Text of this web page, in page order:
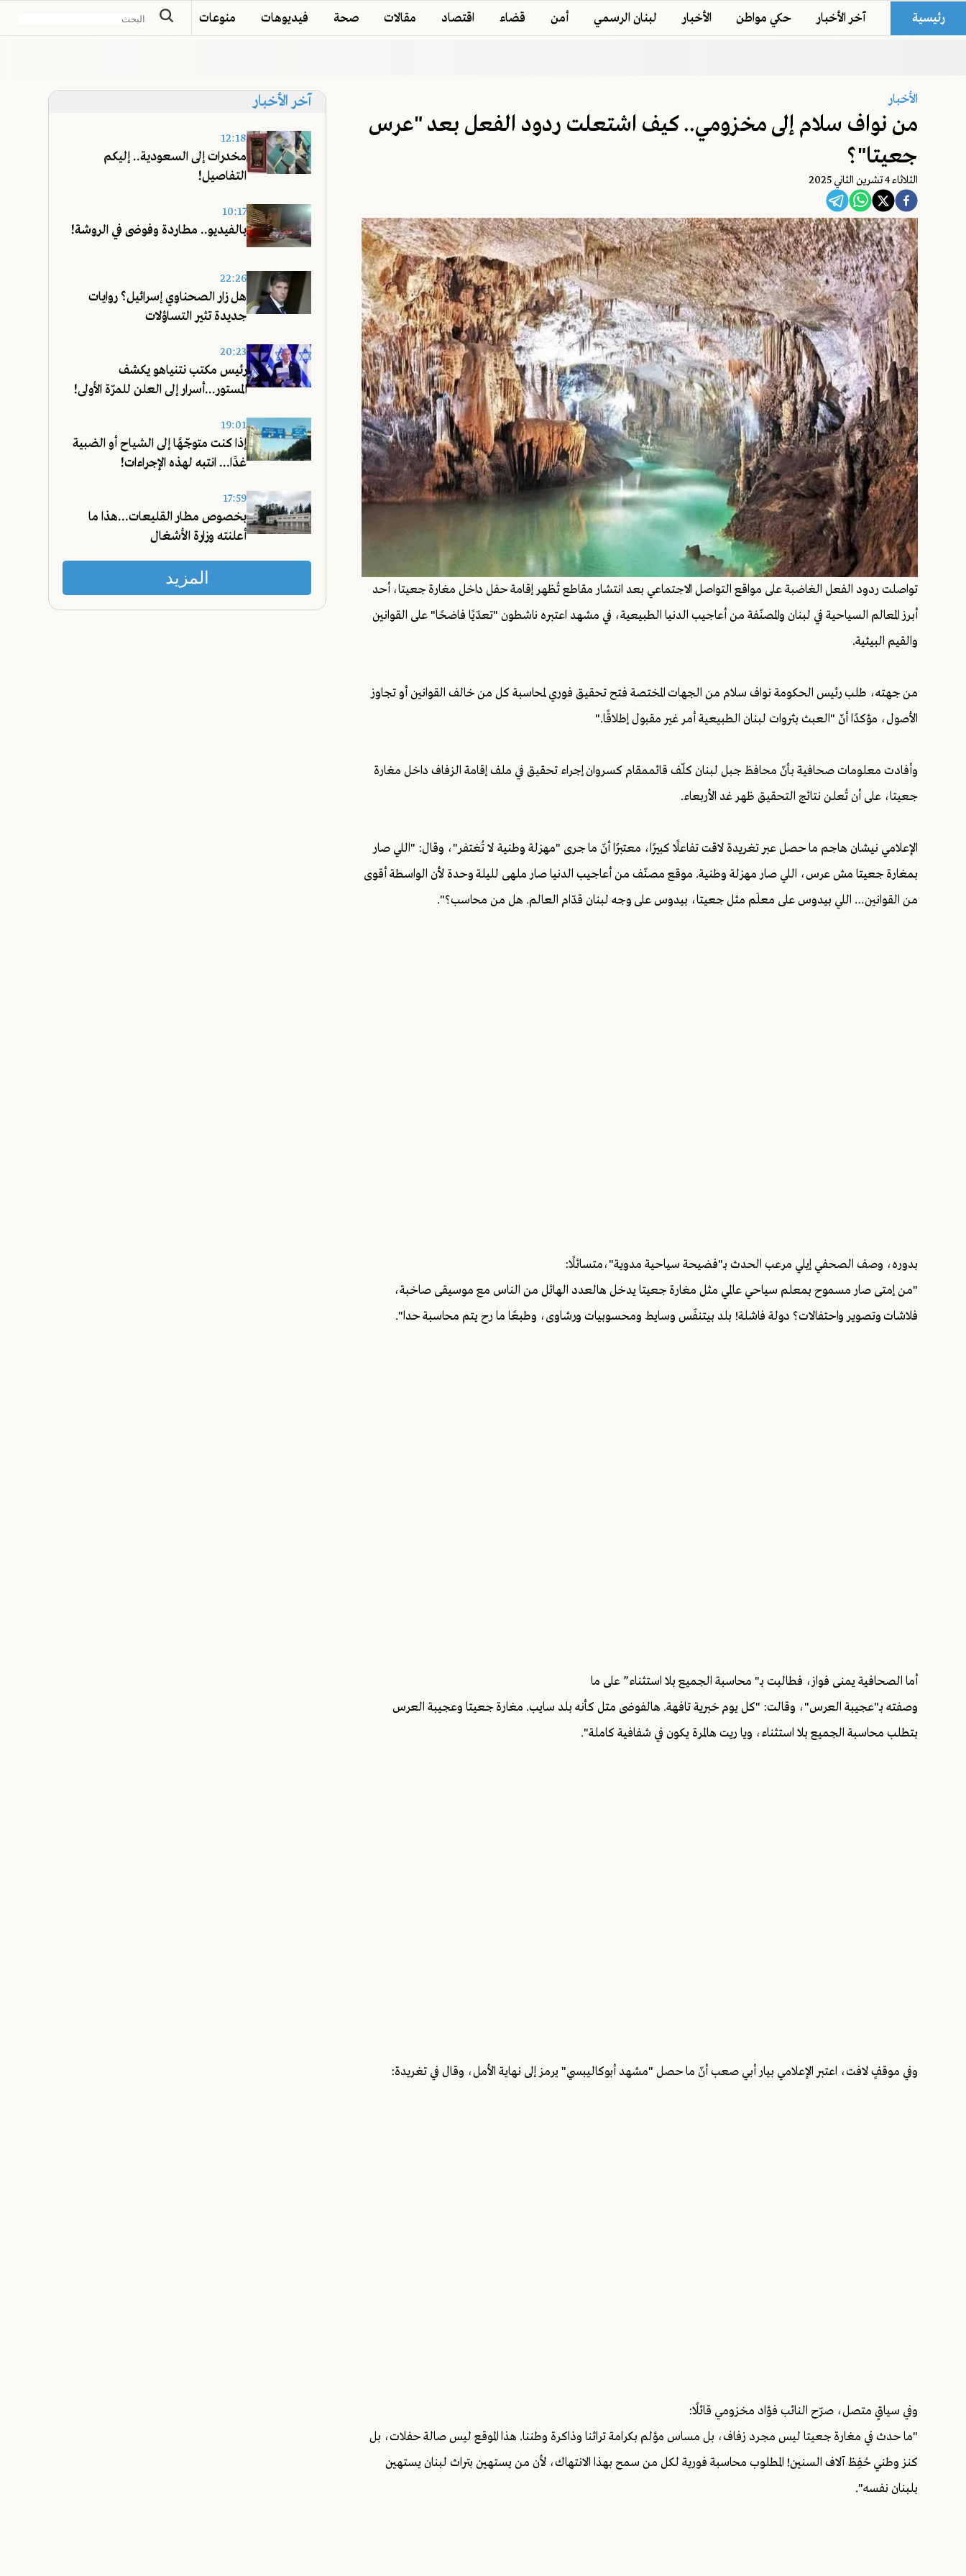
رئيسية آخر الأخبار حكي مواطن الأخبار لبنان الرسمي أمن قضاء اقتصاد مقالات صحة فيديوهات منوعات
الأخبار
من نواف سلام إلى مخزومي.. كيف اشتعلت ردود الفعل بعد "عرس
جعيتا"؟
الثلاثاء 4 تشرين الثاني 2025
تواصلت ردود الفعل الغاضبة على مواقع التواصل الاجتماعي بعد انتشار مقاطع تُظهر إقامة حفل داخل مغارة جعيتا، أحد
أبرز المعالم السياحية في لبنان والمصنّفة من أعاجيب الدنيا الطبيعية، في مشهد اعتبره ناشطون "تعدّيًا فاضحًا" على القوانين
والقيم البيئية.
من جهته، طلب رئيس الحكومة نواف سلام من الجهات المختصة فتح تحقيق فوري لمحاسبة كل من خالف القوانين أو تجاوز
الأصول، مؤكدًا أنّ "العبث بثروات لبنان الطبيعية أمر غير مقبول إطلاقًا."
وأفادت معلومات صحافية بأنّ محافظ جبل لبنان كلّف قائممقام كسروان إجراء تحقيق في ملف إقامة الزفاف داخل مغارة
جعيتا، على أن تُعلن نتائج التحقيق ظهر غد الأربعاء.
الإعلامي نيشان هاجم ما حصل عبر تغريدة لاقت تفاعلًا كبيرًا، معتبرًا أنّ ما جرى "مهزلة وطنية لا تُغتفر"، وقال: "اللي صار
بمغارة جعيتا مش عرس، اللي صار مهزلة وطنية. موقع مصنّف من أعاجيب الدنيا صار ملهى لليلة وحدة لأن الواسطة أقوى
من القوانين… اللي بيدوس على معلَم مثل جعيتا، بيدوس على وجه لبنان قدّام العالم. هل من محاسب؟".
بدوره، وصف الصحفي إيلي مرعب الحدث بـ"فضيحة سياحية مدوية"،متسائلًا:
"من إمتى صار مسموح بمعلم سياحي عالمي مثل مغارة جعيتا يدخل هالعدد الهائل من الناس مع موسيقى صاخبة،
فلاشات وتصوير واحتفالات؟ دولة فاشلة! بلد بيتنفّس وسايط ومحسوبيات ورشاوى، وطبعًا ما رح يتم محاسبة حدا".
أما الصحافية يمنى فواز، فطالبت بـ" محاسبة الجميع بلا استثناء” على ما
وصفته بـ"عجيبة العرس"، وقالت: "كل يوم خبرية تافهة. هالفوضى متل كأنه بلد سايب. مغارة جعيتا وعجيبة العرس
بتطلب محاسبة الجميع بلا استثناء، ويا ريت هالمرة يكون في شفافية كاملة".
وفي موقفٍ لافت، اعتبر الإعلامي بيار أبي صعب أنّ ما حصل "مشهد أبوكاليبسي" يرمز إلى نهاية الأمل، وقال في تغريدة:
وفي سياقٍ متصل، صرّح النائب فؤاد مخزومي قائلًا:
"ما حدث في مغارة جعيتا ليس مجرد زفاف، بل مساس مؤلم بكرامة تراثنا وذاكرة وطننا. هذا الموقع ليس صالة حفلات، بل
كنز وطني حُفِظ آلاف السنين! المطلوب محاسبة فورية لكل من سمح بهذا الانتهاك، لأن من يستهين بتراث لبنان يستهين
بلبنان نفسه".
آخر الأخبار
12:18
مخدرات إلى السعودية.. إليكم
التفاصيل!
10:17
بالفيديو.. مطاردة وفوضى في الروشة!
22:26
هل زار الصحناوي إسرائيل؟ روايات
جديدة تثير التساؤلات
20:23
رئيس مكتب نتنياهو يكشف
المستور...أسرار إلى العلن للمرّة الأولى!
19:01
إذا كنت متوجّهًا إلى الشياح أو الضبية
غدًا... انتبه لهذه الإجراءات!
17:59
بخصوص مطار القليعات...هذا ما
أعلنته وزارة الأشغال
المزيد